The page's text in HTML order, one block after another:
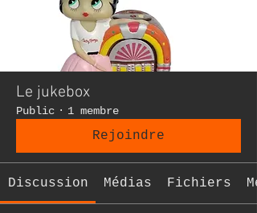
Le jukebox
Public · 1 membre
Rejoindre
Discussion Médias Fichiers